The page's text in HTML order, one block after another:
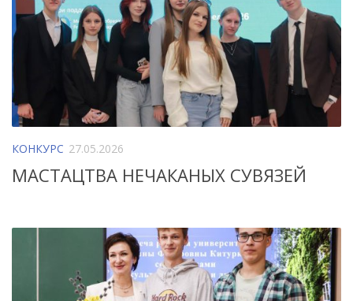
КОНКУРС 27.05.2026
МАСТАЦТВА НЕЧАКАНЫХ СУВЯЗЕЙ